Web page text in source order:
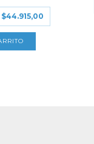
$44.915,00